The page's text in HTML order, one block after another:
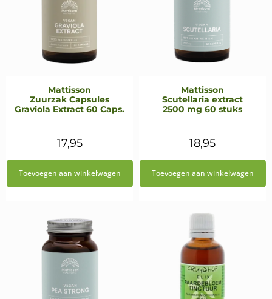
Mattisson
Zuurzak Capsules
Graviola Extract 60 Caps.
17,95
Toevoegen aan winkelwagen
Mattisson
Scutellaria extract
2500 mg 60 stuks
18,95
Toevoegen aan winkelwagen